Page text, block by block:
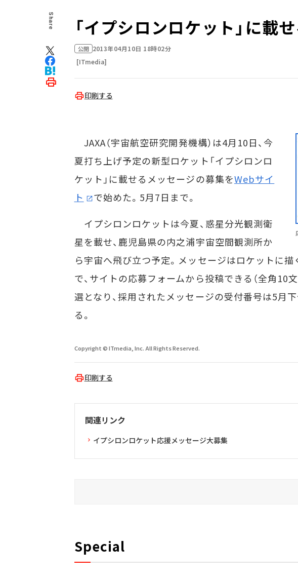
Share 「イプシロンロケット」に載
公開 2013年04月10日 18時02分
[ITmedia]
印刷する
JAXA（宇宙航空研究開発機構）は4月10日、今
夏打ち上げ予定の新型ロケット「イプシロンロ
ケット」に載せるメッセージの募集をWebサイ
ト
で始めた。5月7日まで。
イプシロンロケットは今夏、惑星分光観測衛
星を載せ、鹿児島県の内之浦宇宙空間観測所か
ら宇宙へ飛び立つ予定。メッセージはロケットに
で、サイトの応募フォームから投稿できる（全角10
選となり、採用されたメッセージの受付番号は5月
る。
Copyright © ITmedia, Inc. All Rights Reserved.
印刷する
関連リンク
イプシロンロケット応援メッセージ大募集
Special